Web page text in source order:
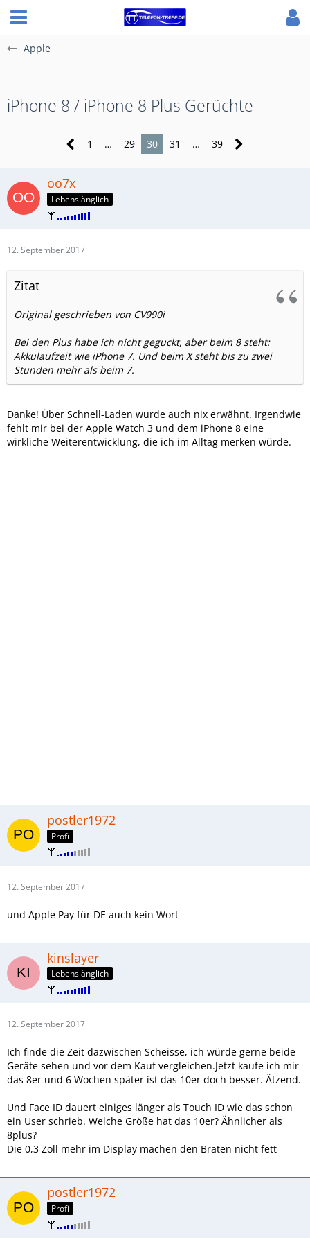
Apple
iPhone 8 / iPhone 8 Plus Gerüchte
1 … 29 30 31 … 39
oo7x
Lebenslänglich
12. September 2017
Zitat
Original geschrieben von CV990i
Bei den Plus habe ich nicht geguckt, aber beim 8 steht:
Akkulaufzeit wie iPhone 7. Und beim X steht bis zu zwei
Stunden mehr als beim 7.
Danke! Über Schnell-Laden wurde auch nix erwähnt. Irgendwie
fehlt mir bei der Apple Watch 3 und dem iPhone 8 eine
wirkliche Weiterentwicklung, die ich im Alltag merken würde.
postler1972
Profi
12. September 2017
und Apple Pay für DE auch kein Wort
kinslayer
Lebenslänglich
12. September 2017
Ich finde die Zeit dazwischen Scheisse, ich würde gerne beide
Geräte sehen und vor dem Kauf vergleichen.Jetzt kaufe ich mir
das 8er und 6 Wochen später ist das 10er doch besser. Ätzend.
Und Face ID dauert einiges länger als Touch ID wie das schon
ein User schrieb. Welche Größe hat das 10er? Ähnlicher als
8plus?
Die 0,3 Zoll mehr im Display machen den Braten nicht fett
postler1972
Profi